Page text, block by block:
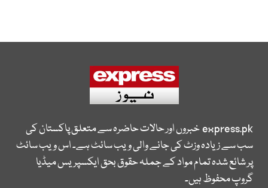
express.pkخبروں اور حالات حاضرہ سے متعلق پاکستان کی
سب سے زیادہ وزٹ کی جانے والی ویب سائٹ ہے۔ اس ویب سائٹ
پر شائع شدہ تمام مواد کے جملہ حقوق بحق ایکسپریس میڈیا
گروپ محفوظ ہیں۔